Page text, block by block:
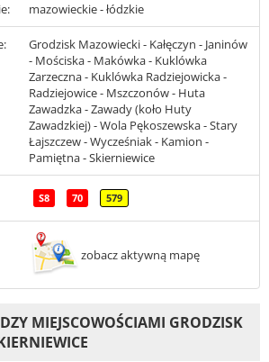
mazowieckie - łódzkie
Grodzisk Mazowiecki - Kałęczyn - Janinów
- Mościska - Makówka - Kuklówka
Zarzeczna - Kuklówka Radziejowicka -
Radziejowice - Mszczonów - Huta
Zawadzka - Zawady (koło Huty
Zawadzkiej) - Wola Pękoszewska - Stary
Łajszczew - Wycześniak - Kamion -
Pamiętna - Skierniewice
S8 70 579
zobacz aktywną mapę
MIEJSCOWOŚCIAMI GRODZISK